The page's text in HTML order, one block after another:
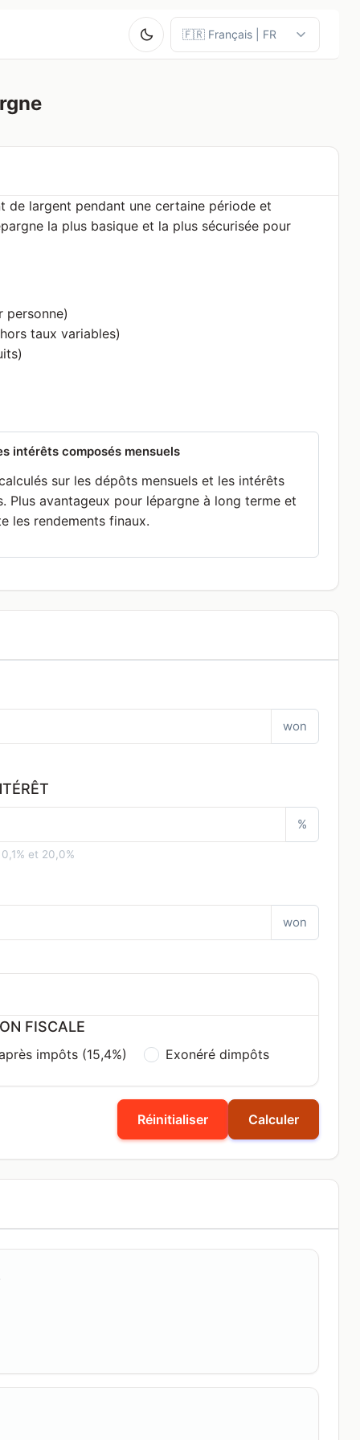
de largent pendant une certaine période et
la plus basique et la plus sécurisée pour
personne)
taux variables)
intérêts composés mensuels
sur les dépôts mensuels et les intérêts
Plus avantageux pour lépargne à long terme et
les rendements finaux.
won
%
et 20,0%
won
FISCALE
impôts (15,4%) Exonéré dimpôts
Réinitialiser Calculer